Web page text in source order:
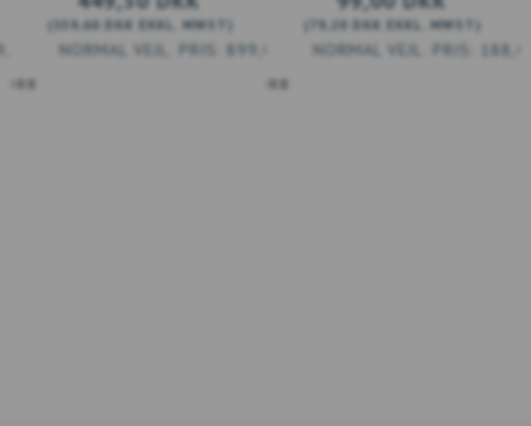
DKK
359,60 DKK EXKL. MWST
899,00 DKK
79,20 DKK EXKL. MWST
IN DEN WARENKORB